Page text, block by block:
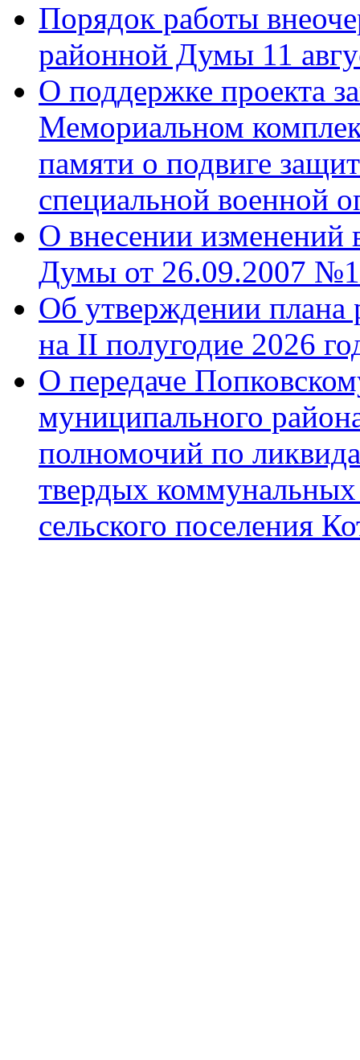
Порядок работы
районной Думы 11
О поддержке проекта
Мемориальном
памяти о подвиге
специальной военной
О внесении изменений
Думы от 26.09.2007
Об утверждении
на II полугодие 2026
О передаче
муниципального
полномочий по
твердых коммунальных
сельского поселения